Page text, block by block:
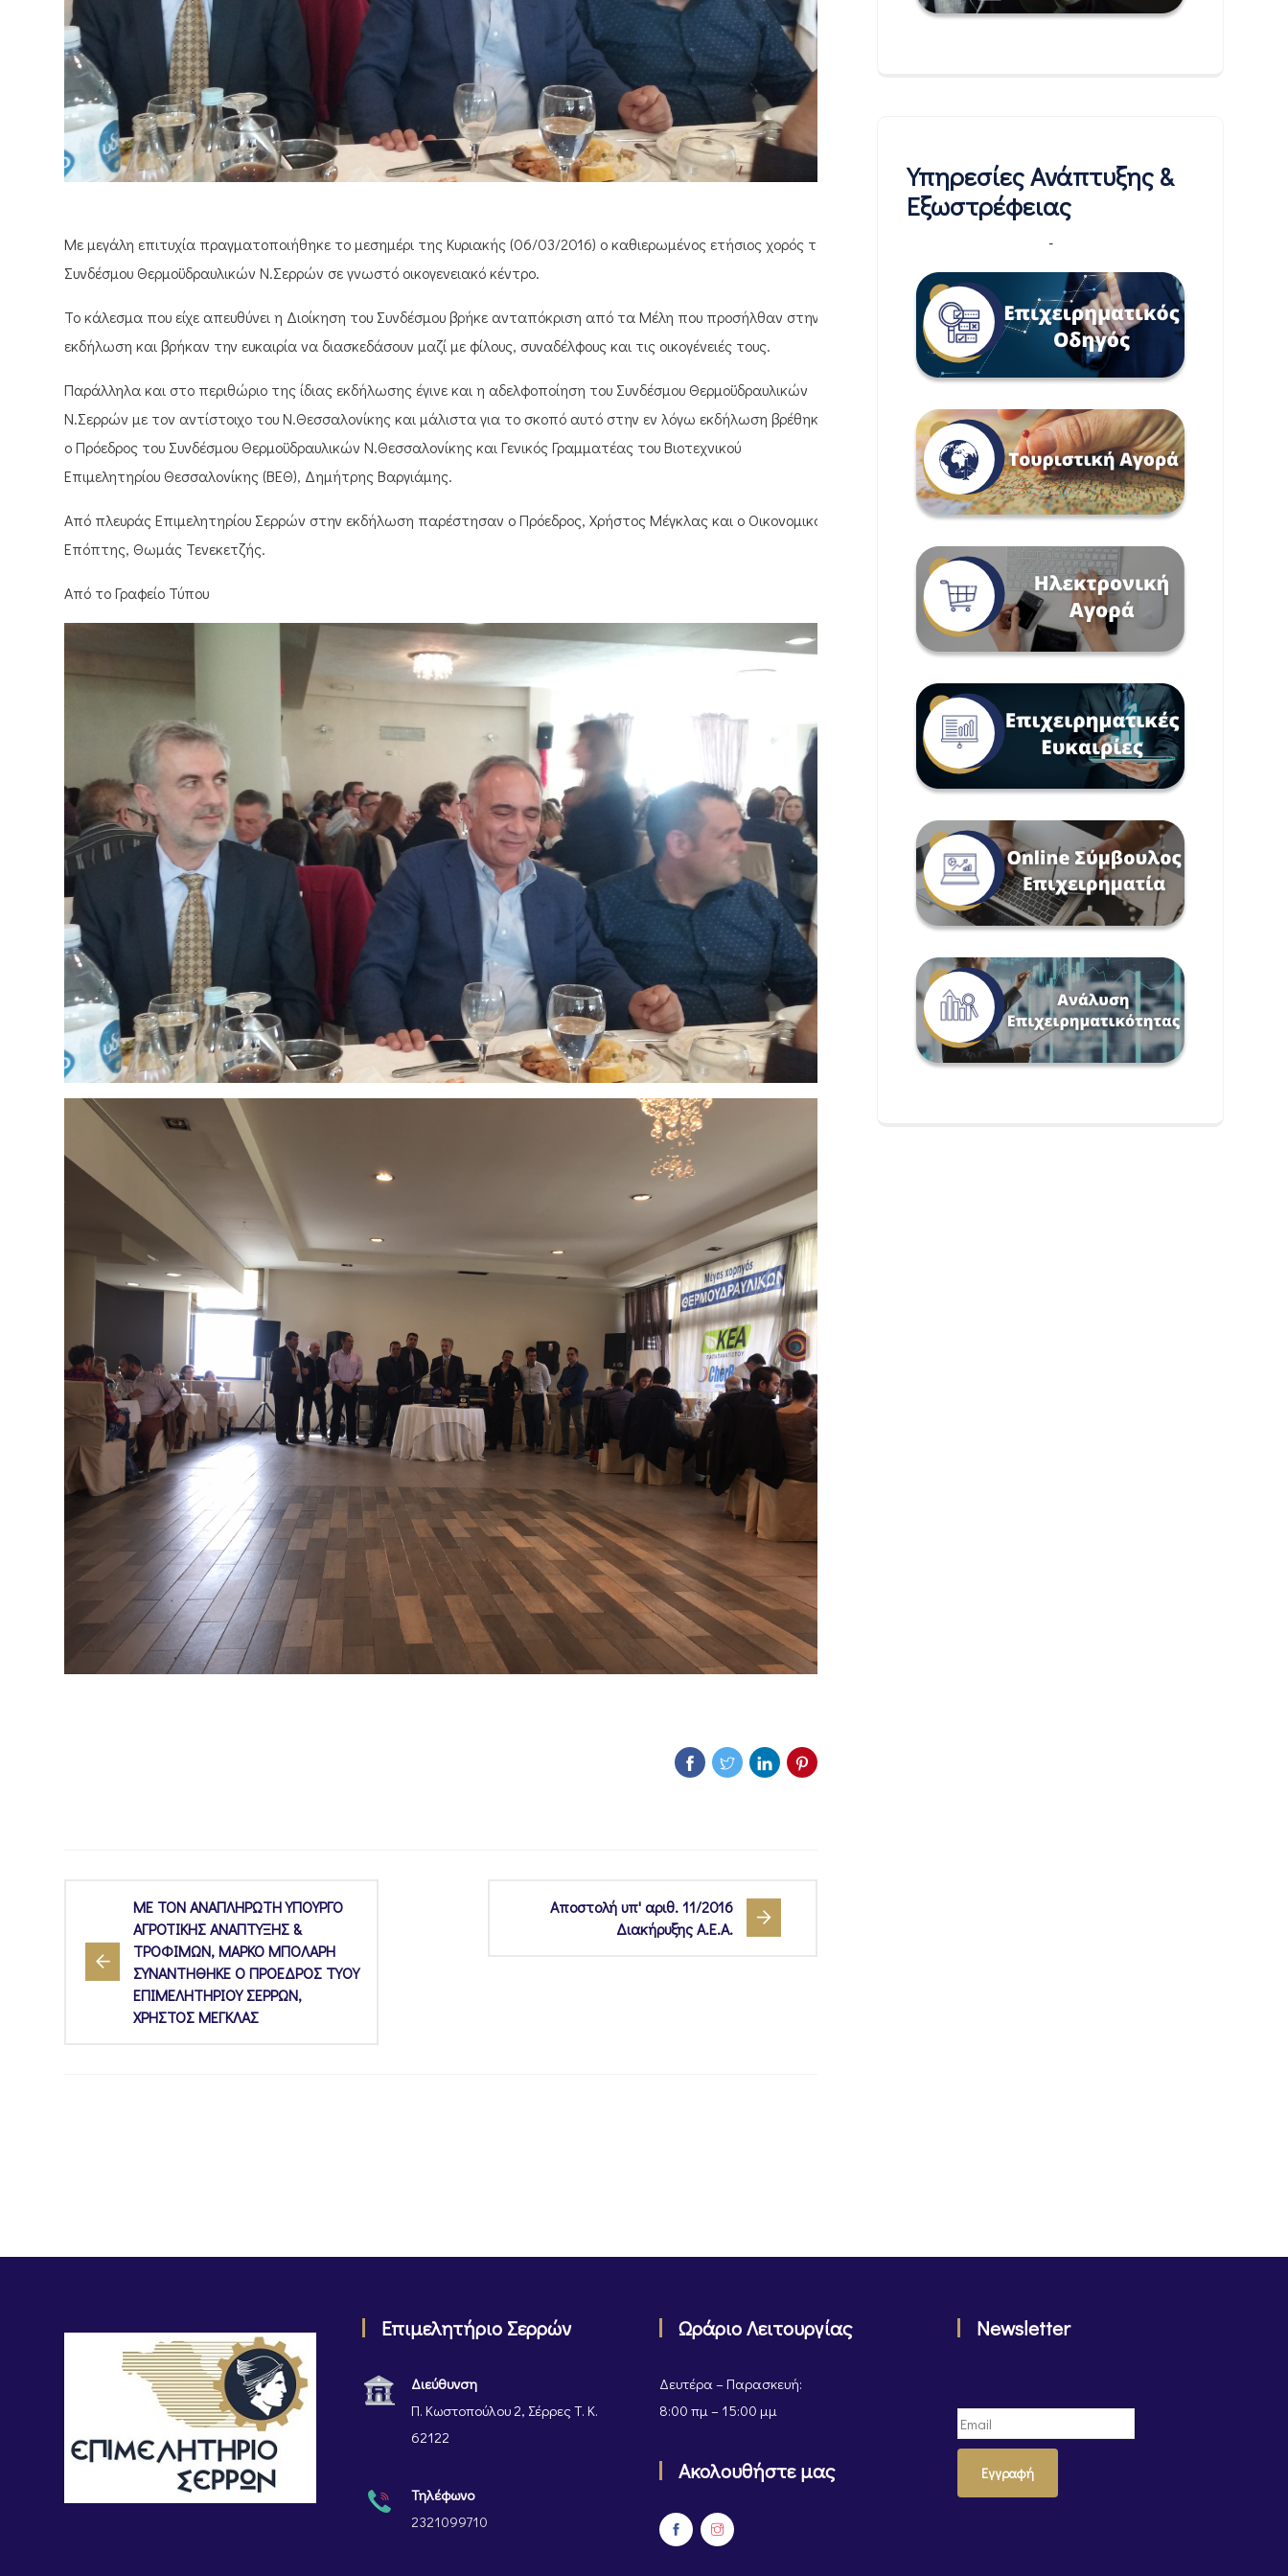
Με μεγάλη επιτυχία πραγματοποιήθηκε το μεσημέρι της Κυριακής (06/03/2016) ο καθιερωμένος ετήσιος χορός του
Συνδέσμου Θερμοϋδραυλικών Ν.Σερρών σε γνωστό οικογενειακό κέντρο.
Το κάλεσμα που είχε απευθύνει η Διοίκηση του Συνδέσμου βρήκε ανταπόκριση από τα Μέλη που προσήλθαν στην
εκδήλωση και βρήκαν την ευκαιρία να διασκεδάσουν μαζί με φίλους, συναδέλφους και τις οικογένειές τους.
Παράλληλα και στο περιθώριο της ίδιας εκδήλωσης έγινε και η αδελφοποίηση του Συνδέσμου Θερμοϋδραυλικών
Ν.Σερρών με τον αντίστοιχο του Ν.Θεσσαλονίκης και μάλιστα για το σκοπό αυτό στην εν λόγω εκδήλωση βρέθηκε
ο Πρόεδρος του Συνδέσμου Θερμοϋδραυλικών Ν.Θεσσαλονίκης και Γενικός Γραμματέας του Βιοτεχνικού
Επιμελητηρίου Θεσσαλονίκης (ΒΕΘ), Δημήτρης Βαργιάμης.
Από πλευράς Επιμελητηρίου Σερρών στην εκδήλωση παρέστησαν ο Πρόεδρος, Χρήστος Μέγκλας και ο Οικονομικός
Επόπτης, Θωμάς Τενεκετζής.
Από το Γραφείο Τύπου
ΜΕ ΤΟΝ ΑΝΑΠΛΗΡΩΤΗ ΥΠΟΥΡΓΟ
ΑΓΡΟΤΙΚΗΣ ΑΝΑΠΤΥΞΗΣ &
ΤΡΟΦΙΜΩΝ, ΜΑΡΚΟ ΜΠΟΛΑΡΗ
ΣΥΝΑΝΤΗΘΗΚΕ Ο ΠΡΟΕΔΡΟΣ ΤΥΟΥ
ΕΠΙΜΕΛΗΤΗΡΙΟΥ ΣΕΡΡΩΝ,
ΧΡΗΣΤΟΣ ΜΕΓΚΛΑΣ
Αποστολή υπ' αριθ. 11/2016
Διακήρυξης Α.Ε.Α.
Υπηρεσίες Ανάπτυξης &
Εξωστρέφειας
-
Επιμελητήριο Σερρών
Διεύθυνση
Π. Κωστοπούλου 2, Σέρρες Τ. Κ.
62122
Τηλέφωνο
2321099710
Ωράριο Λειτουργίας
Δευτέρα – Παρασκευή:
8:00 πμ – 15:00 μμ
Ακολουθήστε μας
Newsletter
Εγγραφή